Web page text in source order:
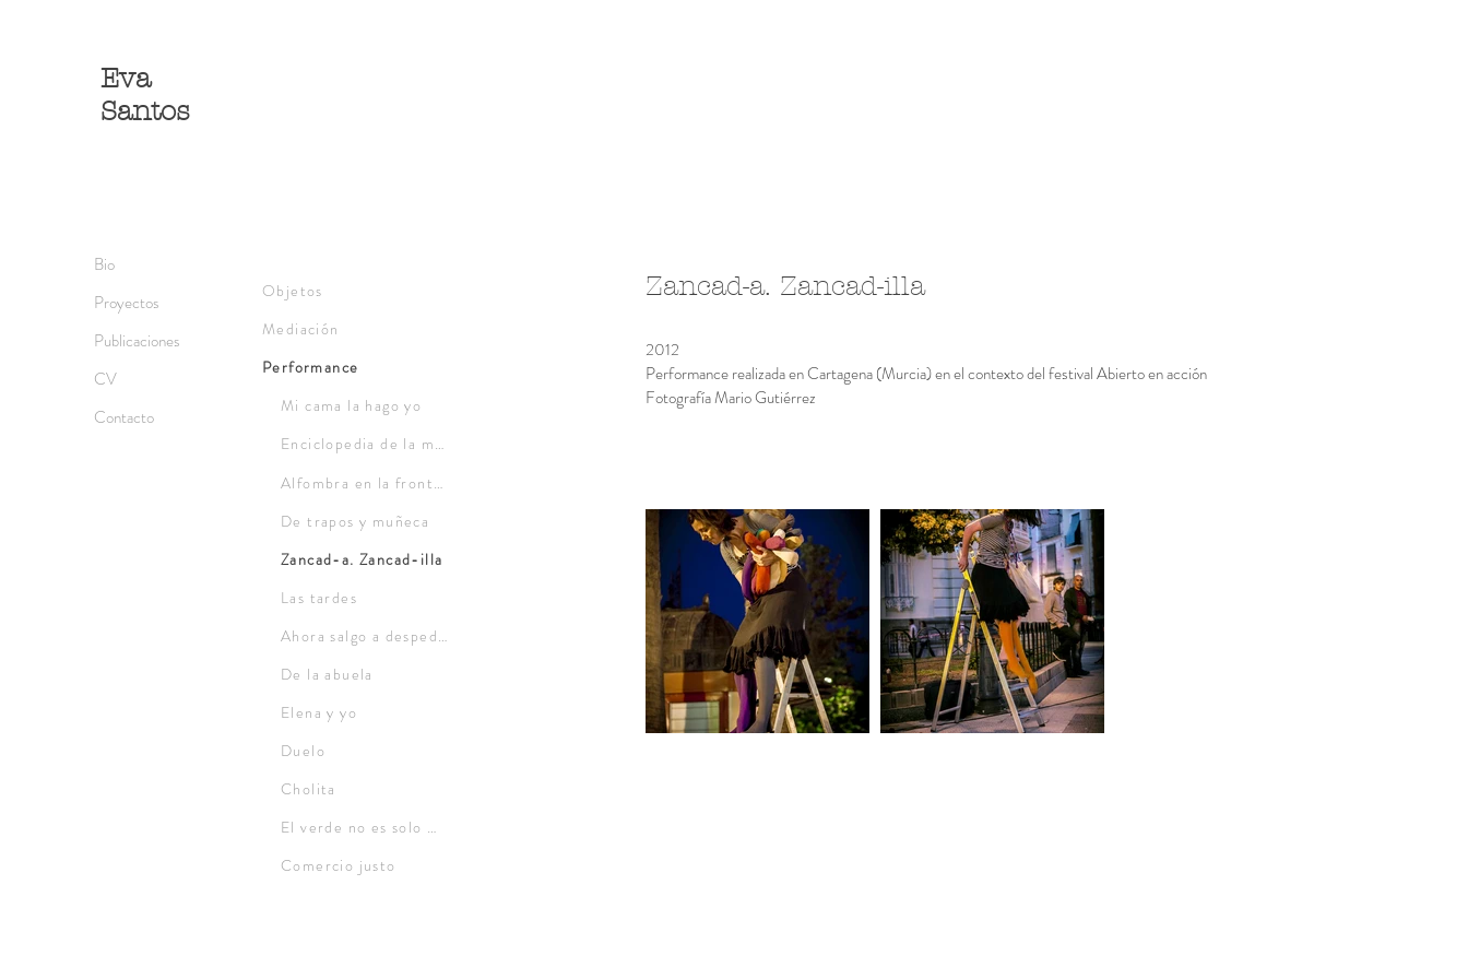
Bio
Proyectos
Publicaciones
CV
Contacto
Eva
Santos
Objetos
Mediación
Performance
Mi cama la hago yo
Enciclopedia de la mujer
Alfombra en la frontera
De trapos y muñeca
Zancad-a. Zancad-illa
Las tardes
Ahora salgo a despedirme
De la abuela
Elena y yo
Duelo
Cholita
El verde no es solo un color
Comercio justo
Zancad-a. Zancad-illa
2012
Performance realizada en Cartagena (Murcia) en el contexto del festival Abierto en acción
Fotografía Mario Gutiérrez